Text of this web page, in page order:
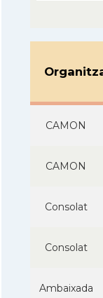
CAMON
CAMON
Consolat
Consolat
Ambaixada